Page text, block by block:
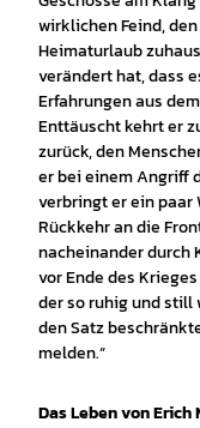
wirklichen Feind,
Heimaturlaub
verändert hat, dass
Erfahrungen aus
Enttäuscht kehrt er
zurück, den
er bei einem Angriff
verbringt er ein paar
Rückkehr an die
nacheinander durch
vor Ende des
der so ruhig und still
den Satz
melden.“
Das Leben von Erich